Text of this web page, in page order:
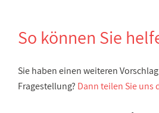
So können Sie
Sie haben einen weiteren
Fragestellung? Dann teilen Sie uns